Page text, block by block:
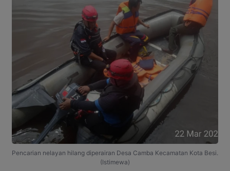
Pencarian nelayan hilang diperairan Desa Camba Kecamatan Kota Besi.
(Istimewa)